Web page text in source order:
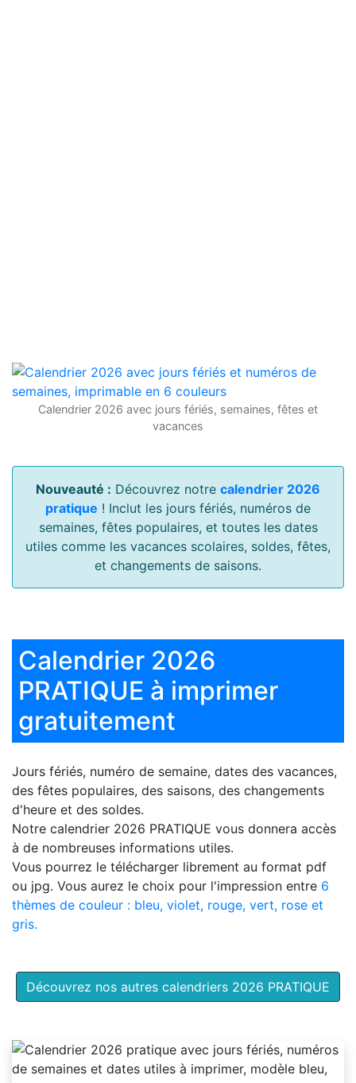
Calendrier 2026 avec jours fériés, semaines, fêtes et
vacances
Nouveauté : Découvrez notre calendrier 2026
pratique ! Inclut les jours fériés, numéros de
semaines, fêtes populaires, et toutes les dates
utiles comme les vacances scolaires, soldes, fêtes,
et changements de saisons.
Calendrier 2026
PRATIQUE à imprimer
gratuitement
Jours fériés, numéro de semaine, dates des vacances,
des fêtes populaires, des saisons, des changements
d'heure et des soldes.
Notre calendrier 2026 PRATIQUE vous donnera accès
à de nombreuses informations utiles.
Vous pourrez le télécharger librement au format pdf
ou jpg. Vous aurez le choix pour l'impression entre 6
thèmes de couleur : bleu, violet, rouge, vert, rose et
gris.
Découvrez nos autres calendriers 2026 PRATIQUE